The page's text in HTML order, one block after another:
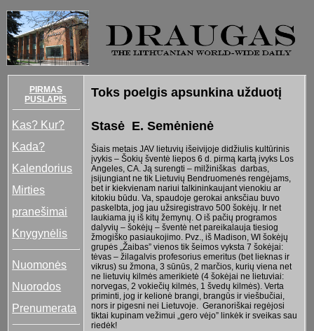
PIRMAS
PUSLAPIS
Kas? Kur?
Kada?
Kalendorius
Mirties
pranešimai
Knygynėlis
Nuomonės
Nuorodos
Prenumerata
Toks poelgis apsunkina užduotį
Stasė E. Semėnienė
Šiais metais JAV lietuvių išeivijoje didžiulis kultūrinis
įvykis – Šokių šventė liepos 6 d. pirmą kartą įvyks Los
Angeles, CA. Ją surengti – milžiniškas darbas,
įsijungiant ne tik Lietuvių Bendruomenės rengėjams,
bet ir kiekvienam nariui talkininkaujant vienokiu ar
kitokiu būdu. Va, spaudoje gerokai anksčiau buvo
paskelbta, jog jau užsiregistravo 500 šokėjų. Ir net
laukiama jų iš kitų žemynų. O iš pačių programos
dalyvių – šokėjų – šventė net pareikalauja tiesiog
žmogiško pasiaukojimo. Pvz., iš Madison, WI šokėjų
grupės „Žaibas” vienos tik šeimos vyksta 7 šokėjai:
tėvas – žilagalvis profesorius emeritus (bet lieknas ir
vikrus) su žmona, 3 sūnūs, 2 marčios, kurių viena net
ne lietuvių kilmės amerikietė (4 šokėjai ne lietuviai:
norvegas, 2 vokiečių kilmės, 1 švedų kilmės). Verta
priminti, jog ir kelionė brangi, brangūs ir viešbučiai,
nors ir pigesni nei Lietuvoje. Geranoriškai regėjosi
tiktai kupinam vežimui „gero vėjo” linkėk ir sveikas sau
riedėk!